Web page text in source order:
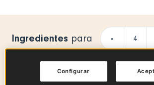
Ingredientes para -
leche entera
Configurar